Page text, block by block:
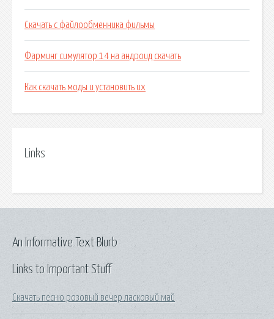
Скачать с файлообменника фильмы
Фарминг симулятор 14 на андроид скачать
Как скачать моды и установить их
Links
Links to Important Stuff
Скачать песню розовый вечер ласковый май
An Informative Text Blurb